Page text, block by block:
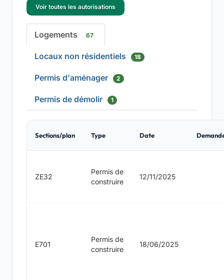
Voir toutes les autorisations
Logements 67
Locaux non résidentiels 18
Permis d'aménager 2
Permis de démolir 1
Sections/plan Type Date
ZE32
Permis de
construire
12/11/2025
E701
Permis de
construire
18/06/2025